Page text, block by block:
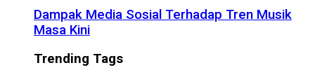
Dampak Media Sosial Terhadap Tren Musik
Masa Kini
Trending Tags